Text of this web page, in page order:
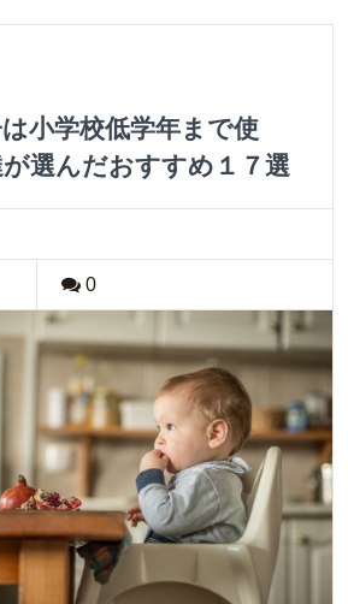
小学校低学年まで使
選んだおすすめ１７選
0